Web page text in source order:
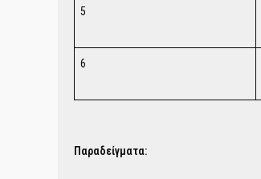
5
6
Παραδείγματα: